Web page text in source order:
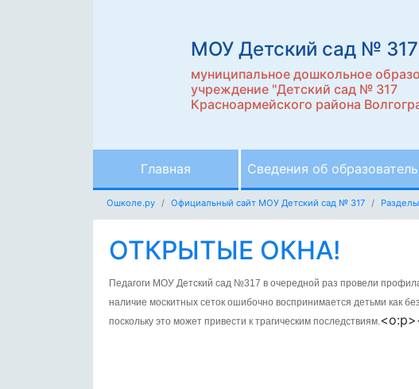
МОУ Детский сад № 317
муниципальное дошкольное
учреждение "Детский сад № 317
Красноармейского района
Главная Сведения об
Ошколе.ру Официальный сайт МОУ Детский сад № 317 Разделы
ОТКРЫТЫЕ ОКНА!
Педагоги МОУ Детский сад №317 в очередной раз провели
наличие москитных сеток ошибочно воспринимается детьми как
поскольку это может привести к трагическим последствиям.